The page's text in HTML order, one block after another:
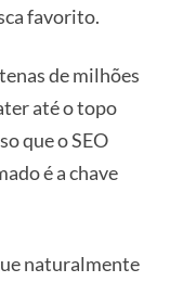
favorito.
de milhões
até o topo
que o SEO
é a chave
naturalmente